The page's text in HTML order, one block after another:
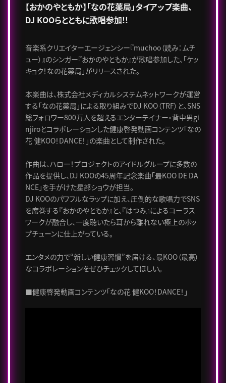
【おかのやともか】「なの花薬局」タイアップ楽曲、
DJ KOOらとともに歌唱参加!!
音楽系クリエイターエージェンシー『muchoo（読み：ムチ
ュー）』のシンガー『おかのやともか』が歌唱参加した、「ケッ
キョク！なの花薬局」がリリースされた。
本楽曲は、株式会社メディカルシステムネットワークが運営
する「なの花薬局」による取り組みでDJ KOO（TRF）と、SNS
総フォロワー800万人を超えるエンターテイナー・背中男gi
njiroとコラボレーションした健康啓発動画コンテンツ「なの
花 健KOO！DANCE！」の楽曲として制作された。
作曲は、ハロー！プロジェクトのアイドルグループに多数の
作品を提供し、DJ KOOの45周年記念楽曲「最KOO DE DA
NCE」を手がけた星部ショウが担当。
DJ KOOのパワフルなラップに加え、圧倒的な歌唱力でSNS
を席巻する『おかのやともか』と、『はつみ』によるコーラス
ワークが融合し、一度聴いたら耳から離れない極上のポッ
プチューンに仕上がっている。
エンタメの力で“新しい健康習慣”を届ける、最KOO（最高）
なコラボレーションをぜひチェックしてほしい。
■健康啓発動画コンテンツ「なの花 健KOO！DANCE！」